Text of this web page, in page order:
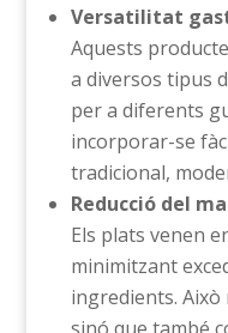
Versatilitat
Aquests
a diversos tipus
per a diferents
incorporar-se
tradicional,
Reducció del
Els plats venen
minimitzant
ingredients.